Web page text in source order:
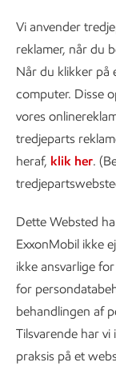
Vi anvender
reklamer, når du
Når du klikker på
computer. Disse
vores
tredjeparts
heraf, klik her.
Dette Websted
ExxonMobil ikke
ikke ansvarlige
for
behandlingen af
Tilsvarende har
praksis på et